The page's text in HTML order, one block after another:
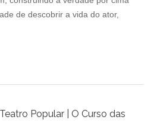
de descobrir a vida do ator,
Popular | O Curso das